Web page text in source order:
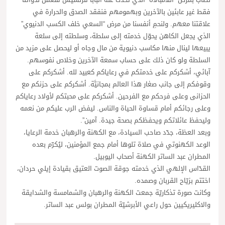
فقط غير عابئين بالآخرين وبهمومهم فنفقد الصدق والحرارة في
علاقتنا معهم. ولنحمِ أنفسنا من مرض “السعي خلف الكسب الدنيوي”
الذي يجعل الكاهن يحوّل خدمته إلى سلطة، وسلطته إلى سلعة
يبيعها لينال منها مكاسب دنيوية من مال وجاه أو ليحصل على مزيد من
السلطة ولو كان ذلك على حساب سمعة الآخرين وخلاص نفوسهم.
آبائي، أشكركم على خدمتكم في رعاياكم كعبيد لله. أشكركم على
وقوفكم إلى جانب صغار هذا العالم بمجانيَّة. أشكركم على حزنكم مع
الحزانى وعلى فرحكم مع الفرحين. أشكركم على محبتكم لأولاد رعاياكم
وعلى رجائكم أمام قساوة الحياة والناس. ليفض الرب عليكم من نعمه
وليحفظ عائلاتكم ويحفظكم بصحة جيدة. آمين”.
وبعد العظة، جدّد صاحب السيادة، مع الكهنة والرهبان خدمة الرعايا،
الوعد الكهنوتي في صلاة تلوها أمام جمع المؤمنين، ليُكرّم بعده
المطران عبد الساتر الكهنة أصحاب اليوبيل.
القدّاس الإلهي الذي خدمته جوقة الصوت العتيق بقيادة إيلي حردان،
اختتم بزيّاح القربان وصمده.
وكانت صورة تذكاريّة جمعت الكهنة والرهبان والشمامسة والشدايقة
والاكليريكيين حول راعي الأبرشيّة المطران بولس عبد الساتر.